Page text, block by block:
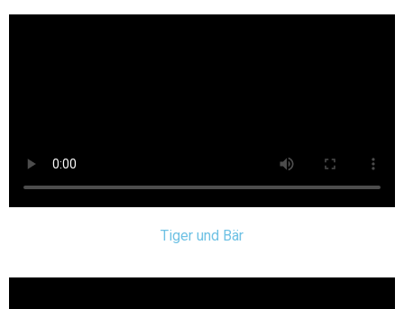
Tiger und Bär